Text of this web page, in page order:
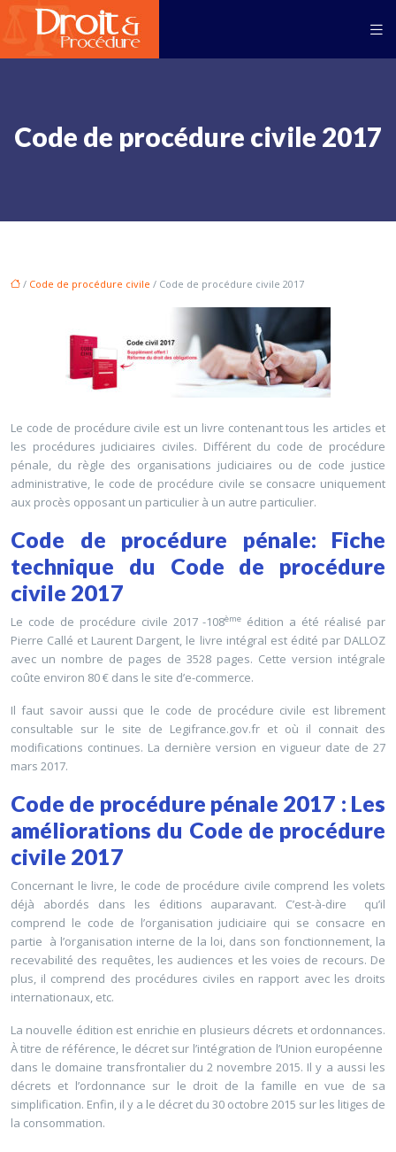
Code de procédure civile 2017
/ Code de procédure civile / Code de procédure civile 2017
Le code de procédure civile est un livre contenant tous les articles et
les procédures judiciaires civiles. Différent du code de procédure
pénale, du règle des organisations judiciaires ou de code justice
administrative, le code de procédure civile se consacre uniquement
aux procès opposant un particulier à un autre particulier.
Code de procédure pénale: Fiche
technique du Code de procédure
civile 2017
Le code de procédure civile 2017 -108ème édition a été réalisé par
Pierre Callé et Laurent Dargent, le livre intégral est édité par DALLOZ
avec un nombre de pages de 3528 pages. Cette version intégrale
coûte environ 80 € dans le site d’e-commerce.
Il faut savoir aussi que le code de procédure civile est librement
consultable sur le site de Legifrance.gov.fr et où il connait des
modifications continues. La dernière version en vigueur date de 27
mars 2017.
Code de procédure pénale 2017 : Les
améliorations du Code de procédure
civile 2017
Concernant le livre, le code de procédure civile comprend les volets
déjà abordés dans les éditions auparavant. C’est-à-dire qu’il
comprend le code de l’organisation judiciaire qui se consacre en
partie à l’organisation interne de la loi, dans son fonctionnement, la
recevabilité des requêtes, les audiences et les voies de recours. De
plus, il comprend des procédures civiles en rapport avec les droits
internationaux, etc.
La nouvelle édition est enrichie en plusieurs décrets et ordonnances.
À titre de référence, le décret sur l’intégration de l’Union européenne
dans le domaine transfrontalier du 2 novembre 2015. Il y a aussi les
décrets et l’ordonnance sur le droit de la famille en vue de sa
simplification. Enfin, il y a le décret du 30 octobre 2015 sur les litiges de
la consommation.